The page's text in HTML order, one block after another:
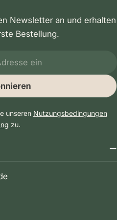
Newsletter an und erhalten
Bestellung.
unseren Nutzungsbedingungen
zu.